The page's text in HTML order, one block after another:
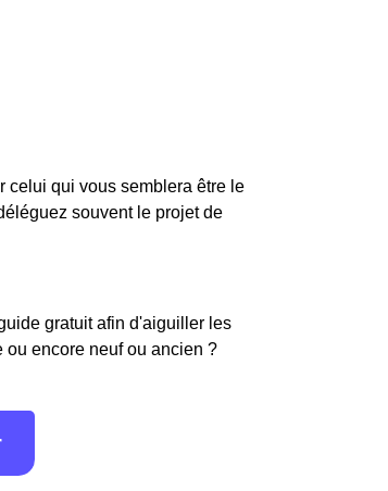
celui qui vous semblera être le
souvent le projet de
gratuit afin d'aiguiller les
ou encore neuf ou ancien ?